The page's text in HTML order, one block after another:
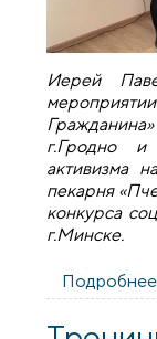
Иерей
г.Гродно и
активизма
пекарня
конкурса
г.Минске.
Подробнее